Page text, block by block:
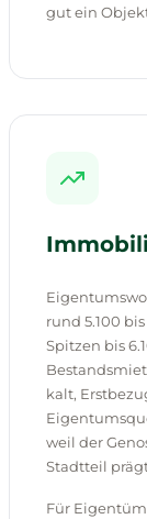
gut ein
rund 5.100
Spitzen bis
kalt,
weil der
Stadtteil
Für